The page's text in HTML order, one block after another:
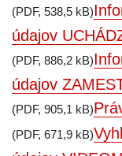
(PDF, 538,5 kB)
údajov
(PDF, 886,2 kB)
údajov
(PDF, 905,1 kB)
(PDF, 671,9 kB)